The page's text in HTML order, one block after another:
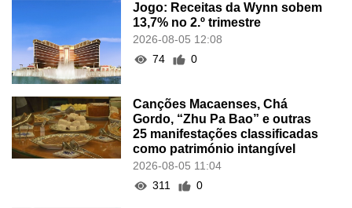
Jogo: Receitas da Wynn sobem
13,7% no 2.º trimestre
2026-08-05 12:08
74
0
Canções Macaenses, Chá
Gordo, “Zhu Pa Bao” e outras
25 manifestações classificadas
como património intangível
2026-08-05 11:04
311
0